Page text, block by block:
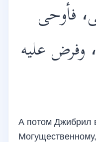
فأوحى
وفرض عليه
А потом Джибрил